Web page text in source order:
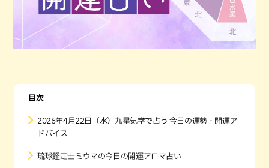
目次
2026年4月22日（水）九星気学で占う 今日の運勢・開運ア
ドバイス
琉球鑑定士ミウマの今日の開運アロマ占い